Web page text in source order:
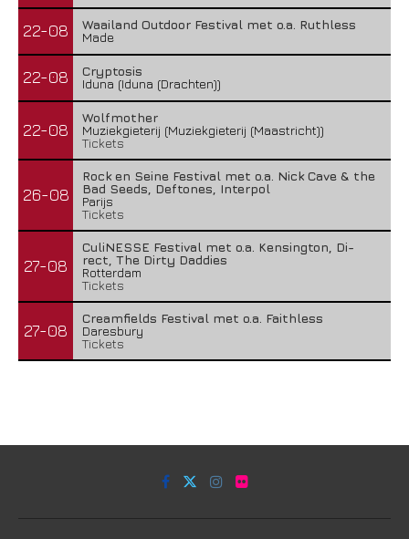
22-08
Waailand Outdoor Festival met o.a. Ruthless
Made
22-08
Cryptosis
Iduna (Iduna (Drachten))
22-08
Wolfmother
Muziekgieterij (Muziekgieterij (Maastricht))
Tickets
26-08
Rock en Seine Festival met o.a. Nick Cave & the
Bad Seeds, Deftones, Interpol
Parijs
Tickets
27-08
CuliNESSE Festival met o.a. Kensington, Di-
rect, The Dirty Daddies
Rotterdam
Tickets
27-08
Creamfields Festival met o.a. Faithless
Daresbury
Tickets